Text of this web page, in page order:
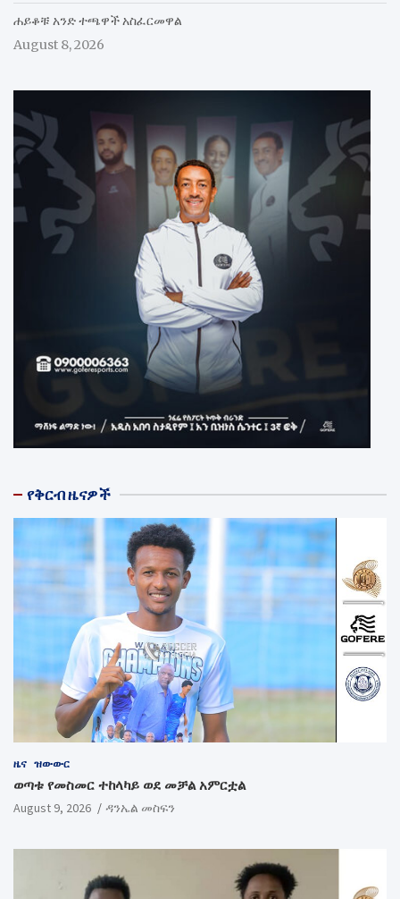
ሐይቆቹ አንድ ተጫዋች አስፈርመዋል
August 8, 2026
የቅርብ ዜናዎች
ዜና ዝውውር
ወጣቱ የመስመር ተከላካይ ወደ መቻል አምርቷል
August 9, 2026 ዳንኤል መስፍን